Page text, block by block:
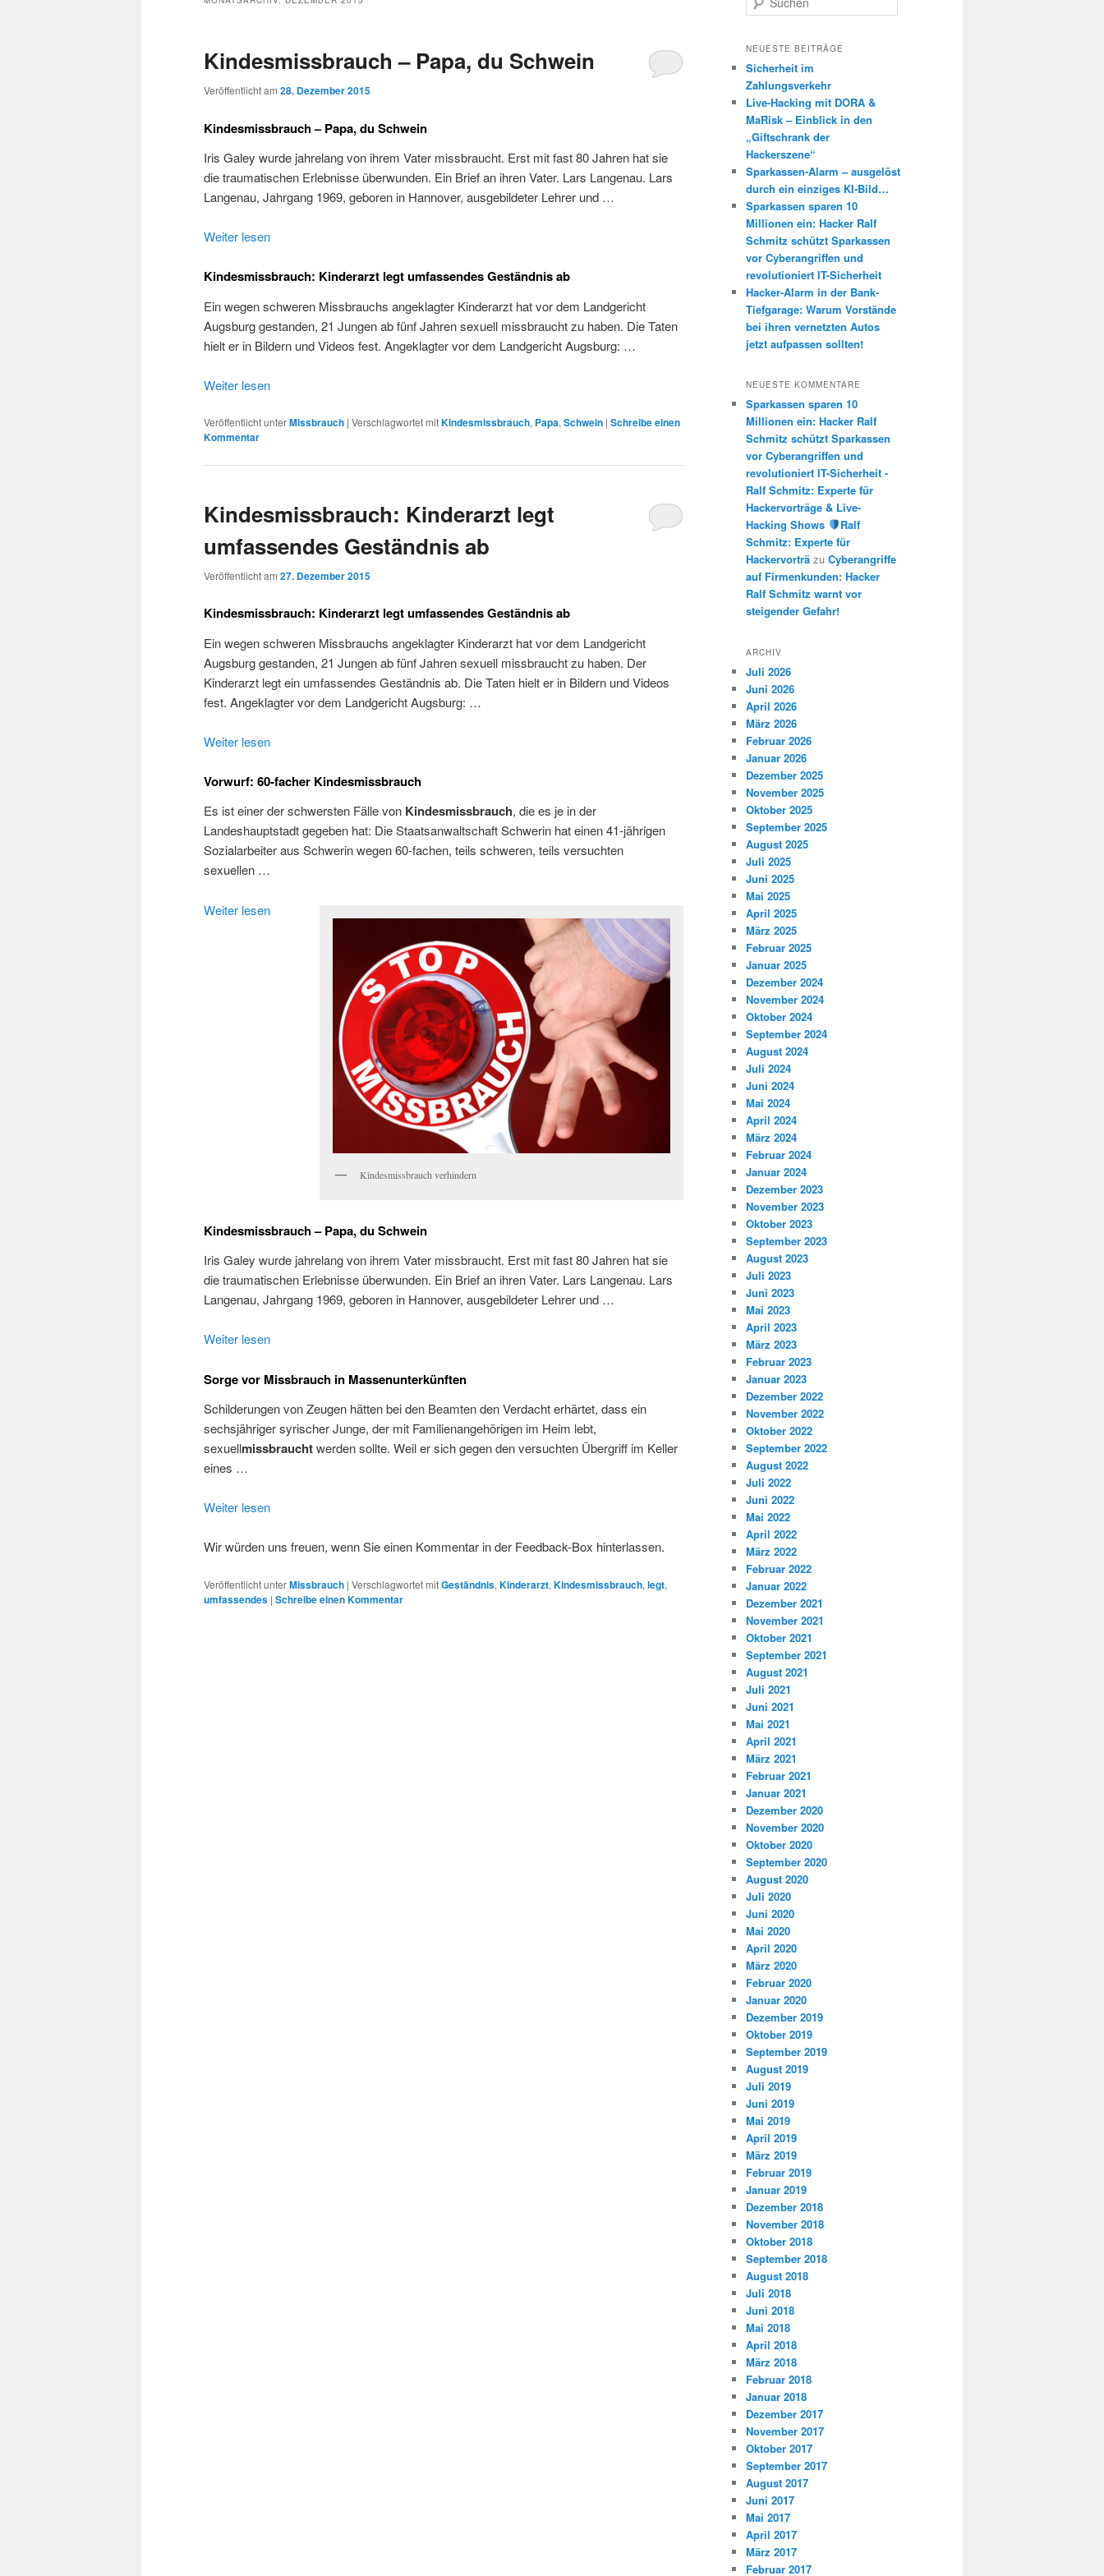
Kindesmissbrauch – Papa, du Schwein
Veröffentlicht am 28. Dezember 2015
Kindesmissbrauch – Papa, du Schwein
Iris Galey wurde jahrelang von ihrem Vater missbraucht. Erst mit fast 80 Jahren hat sie
die traumatischen Erlebnisse überwunden. Ein Brief an ihren Vater. Lars Langenau. Lars
Langenau, Jahrgang 1969, geboren in Hannover, ausgebildeter Lehrer und …
Weiter lesen
Kindesmissbrauch: Kinderarzt legt umfassendes Geständnis ab
Ein wegen schweren Missbrauchs angeklagter Kinderarzt hat vor dem Landgericht
Augsburg gestanden, 21 Jungen ab fünf Jahren sexuell missbraucht zu haben. Die Taten
hielt er in Bildern und Videos fest. Angeklagter vor dem Landgericht Augsburg: …
Weiter lesen
Veröffentlicht unterMissbrauch | Verschlagwortet mitKindesmissbrauch, Papa,Schwein | Schreibe einen
Kommentar
Kindesmissbrauch: Kinderarzt legt
umfassendes Geständnis ab
Veröffentlicht am 27. Dezember 2015
Kindesmissbrauch: Kinderarzt legt umfassendes Geständnis ab
Ein wegen schweren Missbrauchs angeklagter Kinderarzt hat vor dem Landgericht
Augsburg gestanden, 21 Jungen ab fünf Jahren sexuell missbraucht zu haben. Der
Kinderarzt legt ein umfassendes Geständnis ab. Die Taten hielt er in Bildern und Videos
fest. Angeklagter vor dem Landgericht Augsburg: …
Weiter lesen
Vorwurf: 60-facher Kindesmissbrauch
Es ist einer der schwersten Fälle von Kindesmissbrauch, die es je in der
Landeshauptstadt gegeben hat: Die Staatsanwaltschaft Schwerin hat einen 41-jährigen
Sozialarbeiter aus Schwerin wegen 60-fachen, teils schweren, teils versuchten
sexuellen …
Kindesmissbrauch verhindern
Weiter lesen
Kindesmissbrauch – Papa, du Schwein
Iris Galey wurde jahrelang von ihrem Vater missbraucht. Erst mit fast 80 Jahren hat sie
die traumatischen Erlebnisse überwunden. Ein Brief an ihren Vater. Lars Langenau. Lars
Langenau, Jahrgang 1969, geboren in Hannover, ausgebildeter Lehrer und …
Weiter lesen
Sorge vor Missbrauch in Massenunterkünften
Schilderungen von Zeugen hätten bei den Beamten den Verdacht erhärtet, dass ein
sechsjähriger syrischer Junge, der mit Familienangehörigen im Heim lebt,
sexuellmissbrauchtwerden sollte. Weil er sich gegen den versuchten Übergriff im Keller
eines …
Weiter lesen
Wir würden uns freuen, wenn Sie einen Kommentar in der Feedback-Box hinterlassen.
Veröffentlicht unterMissbrauch | Verschlagwortet mitGeständnis, Kinderarzt, Kindesmissbrauch, legt,
umfassendes | Schreibe einen Kommentar
u
h
n
NEUESTE BEITRÄGE
Sicherheit im
Zahlungsverkehr
Live-Hacking mit DORA &
MaRisk – Einblick in den
„Giftschrank der
Hackerszene“
Sparkassen-Alarm – ausgelöst
durch ein einziges KI-Bild…
Sparkassen sparen 10
Millionen ein: Hacker Ralf
Schmitz schützt Sparkassen
vor Cyberangriffen und
revolutioniert IT-Sicherheit
Hacker-Alarm in der Bank-
Tiefgarage: Warum Vorstände
bei ihren vernetzten Autos
jetzt aufpassen sollten!
NEUESTE KOMMENTARE
Sparkassen sparen 10
Millionen ein: Hacker Ralf
Schmitz schützt Sparkassen
vor Cyberangriffen und
revolutioniert IT-Sicherheit -
Ralf Schmitz: Experte für
Hackervorträge & Live-
Hacking Shows
Ralf
Schmitz: Experte für
Hackervorträ zu Cyberangriffe
auf Firmenkunden: Hacker
Ralf Schmitz warnt vor
steigender Gefahr!
ARCHIV
Juli 2026
Juni 2026
April 2026
März 2026
Februar 2026
Januar 2026
Dezember 2025
November 2025
Oktober 2025
September 2025
August 2025
Juli 2025
Juni 2025
Mai 2025
April 2025
März 2025
Februar 2025
Januar 2025
Dezember 2024
November 2024
Oktober 2024
September 2024
August 2024
Juli 2024
Juni 2024
Mai 2024
April 2024
März 2024
Februar 2024
Januar 2024
Dezember 2023
November 2023
Oktober 2023
September 2023
August 2023
Juli 2023
Juni 2023
Mai 2023
April 2023
März 2023
Februar 2023
Januar 2023
Dezember 2022
November 2022
Oktober 2022
September 2022
August 2022
Juli 2022
Juni 2022
Mai 2022
April 2022
März 2022
Februar 2022
Januar 2022
Dezember 2021
November 2021
Oktober 2021
September 2021
August 2021
Juli 2021
Juni 2021
Mai 2021
April 2021
März 2021
Februar 2021
Januar 2021
Dezember 2020
November 2020
Oktober 2020
September 2020
August 2020
Juli 2020
Juni 2020
Mai 2020
April 2020
März 2020
Februar 2020
Januar 2020
Dezember 2019
Oktober 2019
September 2019
August 2019
Juli 2019
Juni 2019
Mai 2019
April 2019
März 2019
Februar 2019
Januar 2019
Dezember 2018
November 2018
Oktober 2018
September 2018
August 2018
Juli 2018
Juni 2018
Mai 2018
April 2018
März 2018
Februar 2018
Januar 2018
Dezember 2017
November 2017
Oktober 2017
September 2017
August 2017
Juni 2017
Mai 2017
April 2017
März 2017
Februar 2017